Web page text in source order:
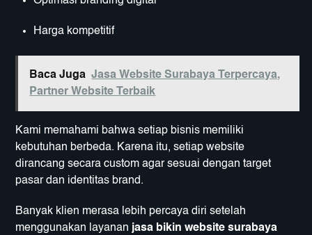
Harga kompetitif
Baca Juga Jasa Website Surabaya Terpercaya,
Partner Website Terbaik
Kami memahami bahwa setiap bisnis memiliki
kebutuhan berbeda. Karena itu, setiap website
dirancang secara custom agar sesuai dengan target
pasar dan identitas brand.
Banyak klien merasa lebih percaya diri setelah
menggunakan layanan jasa bikin website surabaya